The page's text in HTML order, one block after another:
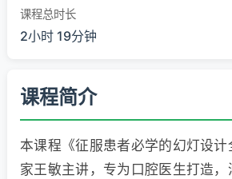
课程总时长
2小时 19分钟
课程简介
本课程《征服患者必学的幻灯设
家王敏主讲，专为口腔医生打造